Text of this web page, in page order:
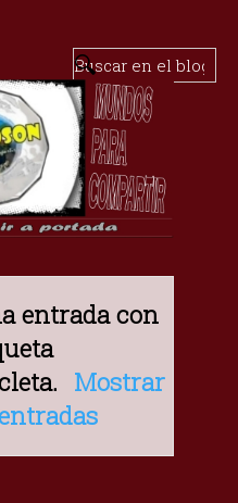
entrada con
. Mostrar